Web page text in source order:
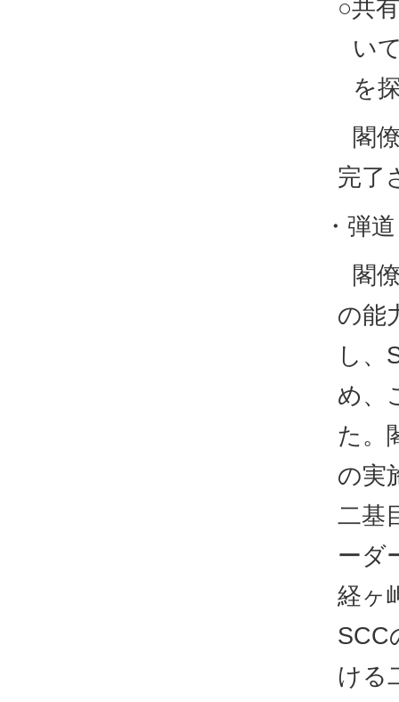
○共
い
を
閣
完了
・弾
閣
の能
し、
め、
た。
の実
二基
ーダ
経ヶ
SCC
ける